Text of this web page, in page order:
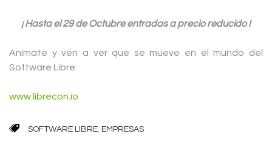
¡ Hasta el 29 de Octubre entradas a precio reducido !
Anímate y ven a ver que se mueve en el mundo del
Software Libre
www.librecon.io
SOFTWARE LIBRE EMPRESAS